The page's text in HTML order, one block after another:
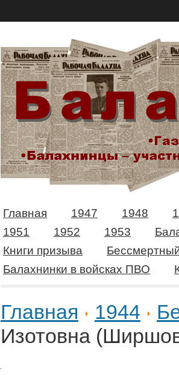
Главная 1947 1948
1951
1952 1953
Книги призыва
Балахнинки в войсках ПВО
Главная 1944
Изотовна